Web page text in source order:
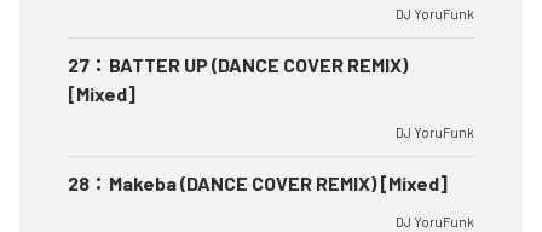
DJ YoruFunk
27 ： BATTER UP (DANCE COVER REMIX)
[Mixed]
DJ YoruFunk
28 ： Makeba (DANCE COVER REMIX) [Mixed]
DJ YoruFunk